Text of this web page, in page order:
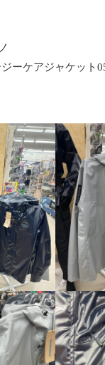
ーケアジャケット